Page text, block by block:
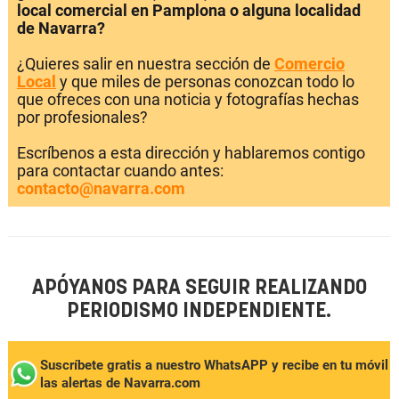
local comercial en Pamplona o alguna localidad
de Navarra?
¿Quieres salir en nuestra sección de Comercio
Local y que miles de personas conozcan todo lo
que ofreces con una noticia y fotografías hechas
por profesionales?
Escríbenos a esta dirección y hablaremos contigo
para contactar cuando antes:
contacto@navarra.com
APÓYANOS PARA SEGUIR REALIZANDO
PERIODISMO INDEPENDIENTE.
Suscríbete gratis a nuestro WhatsAPP y recibe en tu móvil
las alertas de Navarra.com